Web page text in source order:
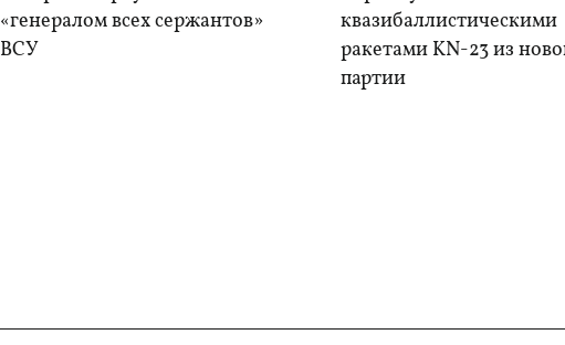
«генералом всех сержантов»
ВСУ
квазибаллистическими
ракетами KN-23 из
партии